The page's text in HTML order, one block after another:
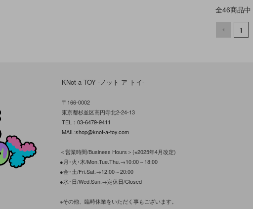
全46商品中
1
KNot a TOY -ノット ア トイ-
〒166-0002
東京都杉並区高円寺北2-24-13
TEL：03-6479-9411
MAIL:shop@knot-a-toy.com
＜営業時間/Business Hours＞(※2025年4月改定)
●月･火･木/Mon.Tue.Thu.→10:00～18:00
●金･土/Fri.Sat.→12:00～20:00
●水･日/Wed.Sun.→定休日/Closed
※その他、臨時休業をいただく事もございます。